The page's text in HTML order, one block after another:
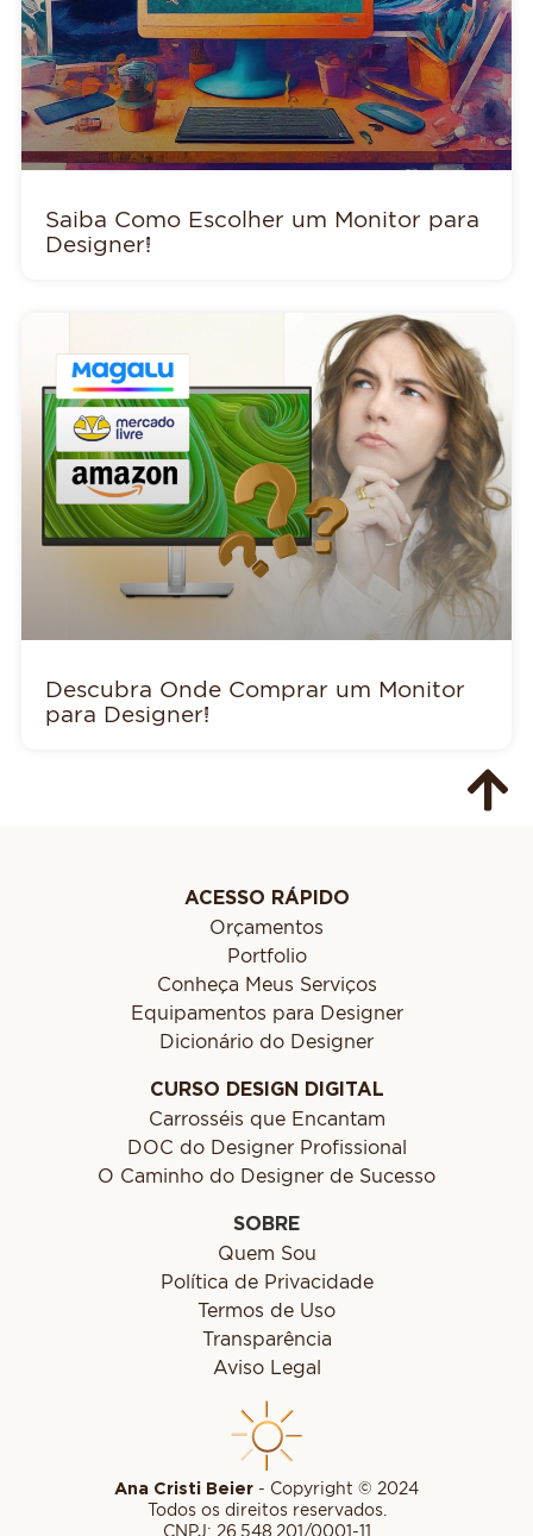
Saiba Como Escolher um Monitor para
Designer!
Descubra Onde Comprar um Monitor
para Designer!
Ana Cristi Beier - Copyright © 2024
Todos os direitos reservados.
CNPJ: 26.548.201/0001-11
ACESSO RÁPIDO
Orçamentos
Portfolio
Conheça Meus Serviços
Equipamentos para Designer
Dicionário do Designer
CURSO DESIGN DIGITAL
Carrosséis que Encantam
DOC do Designer Profissional
O Caminho do Designer de Sucesso
SOBRE
Quem Sou
Política de Privacidade
Termos de Uso
Transparência
Aviso Legal